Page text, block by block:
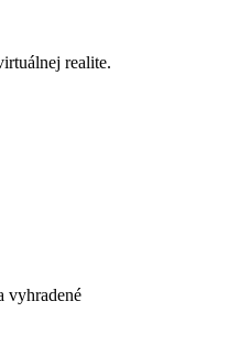
realite.
vyhradené